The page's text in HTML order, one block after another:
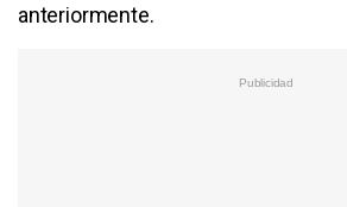
anteriormente.